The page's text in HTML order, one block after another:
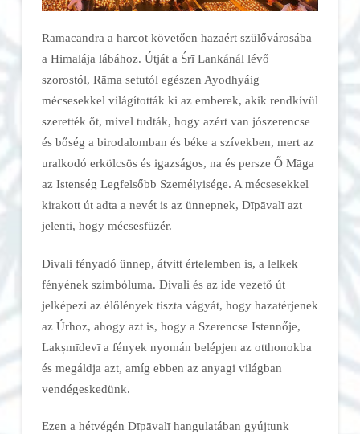
Rāmacandra a harcot követően hazaért szülővárosába
a Himalája lábához. Útját a Śrī Lankánál lévő
szorostól, Rāma setutól egészen Ayodhyáig
mécsesekkel világították ki az emberek, akik rendkívül
szerették őt, mivel tudták, hogy azért van jószerencse
és bőség a birodalomban és béke a szívekben, mert az
uralkodó erkölcsös és igazságos, na és persze Ő Māga
az Istenség Legfelsőbb Személyisége. A mécsesekkel
kirakott út adta a nevét is az ünnepnek, Dīpāvalī azt
jelenti, hogy mécsesfüzér.
Divali fényadó ünnep, átvitt értelemben is, a lelkek
fényének szimbóluma. Divali és az ide vezető út
jelképezi az élőlények tiszta vágyát, hogy hazatérjenek
az Úrhoz, ahogy azt is, hogy a Szerencse Istennője,
Lakṣmīdevī a fények nyomán belépjen az otthonokba
és megáldja azt, amíg ebben az anyagi világban
vendégeskedünk.
Ezen a hétvégén Dīpāvalī hangulatában gyújtunk